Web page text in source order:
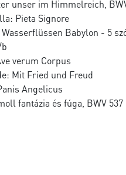
unser im Himmelreich,
Pieta Signore
Babylon - 5
verum Corpus
Mit Fried und Freud
Angelicus
fantázia és fúga, BWV 537